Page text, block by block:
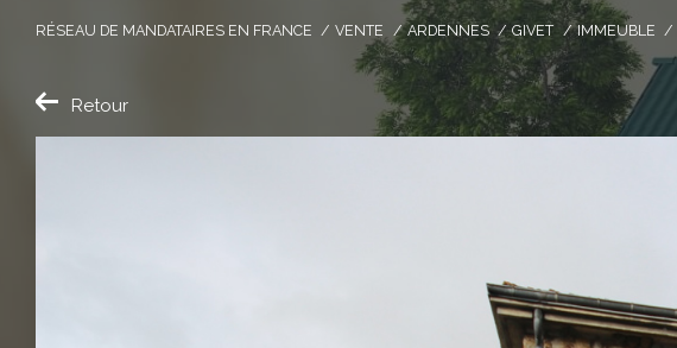
RÉSEAU DE MANDATAIRES EN FRANCE VENTE ARDENNES GIVET IMMEUBLE
Retour